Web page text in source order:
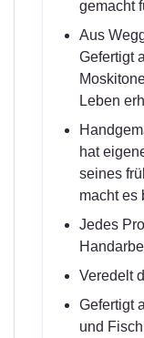
gemacht
Aus
Gefertigt
Leben
hat
seines
macht es
Jedes
Veredelt
Gefertigt
und